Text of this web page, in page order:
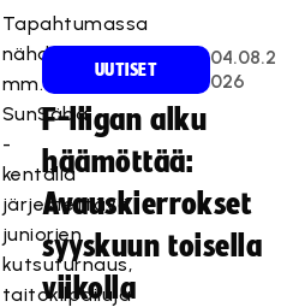
Tapahtumassa
nähdään
mm.
SunSäbä
-
kentällä
järjestettävä
juniorien
kutsuturnaus,
taitokilpailuja
UUTISET
04.08.2
026
F-liigan alku
häämöttää:
Avauskierrokset
syyskuun toisella
viikolla